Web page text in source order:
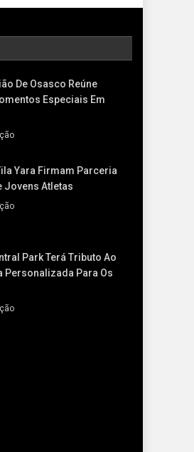
De Osasco Reúne
Especiais Em
Yara Firmam Parceria
Jovens Atletas
Park Terá Tributo Ao
Personalizada Para Os